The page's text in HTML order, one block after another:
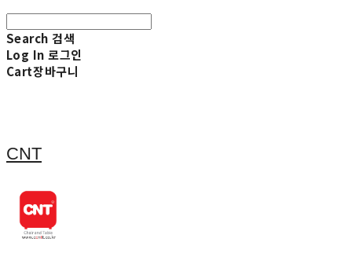
Search 검색
Log In 로그인
Cart장바구니
CNT